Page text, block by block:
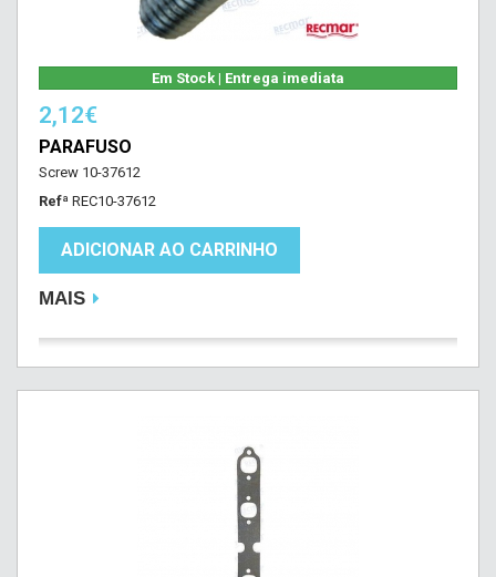
Em Stock | Entrega imediata
2,12€
PARAFUSO
Screw 10-37612
Refª REC10-37612
ADICIONAR AO CARRINHO
MAIS